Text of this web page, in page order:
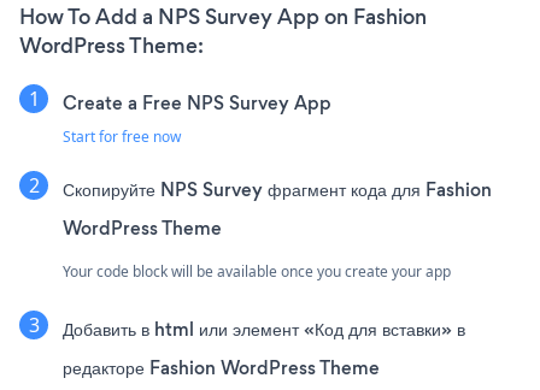
How To Add a NPS Survey App on Fashion
WordPress Theme:
Create a Free NPS Survey App
Start for free now
Скопируйте NPS Survey фрагмент кода для Fashion
WordPress Theme
Your code block will be available once you create your app
Добавить в html или элемент «Код для вставки» в
редакторе Fashion WordPress Theme